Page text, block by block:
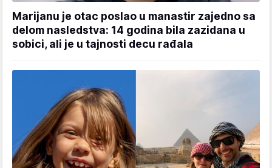
Marijanu je otac poslao u manastir zajedno sa
delom nasledstva: 14 godina bila zazidana u
sobici, ali je u tajnosti decu rađala